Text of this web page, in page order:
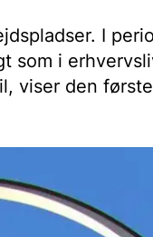
I
som i
viser den